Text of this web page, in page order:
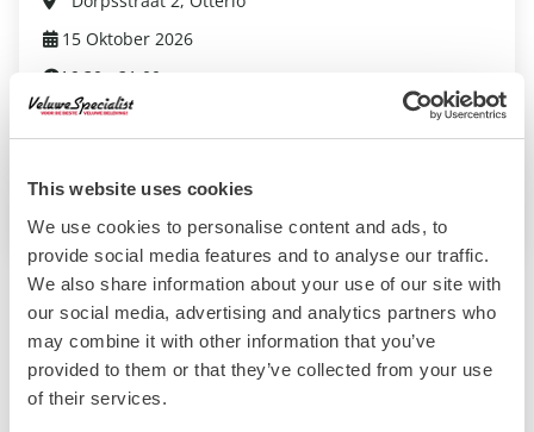
This website uses cookies
We use cookies to personalise content and ads, to
provide social media features and to analyse our traffic.
We also share information about your use of our site with
our social media, advertising and analytics partners who
may combine it with other information that you’ve
provided to them or that they’ve collected from your use
of their services.
15 Oktober 2026
16:30 - 21:00
Volwassene: €17,50
Bekijk ook deze evenementen:
Ornamenten in Staphorst